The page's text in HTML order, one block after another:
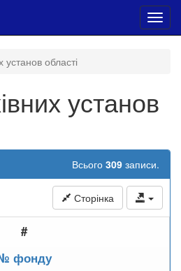
області
установ
Всього 309 записи.
Сторінка
#
фонду